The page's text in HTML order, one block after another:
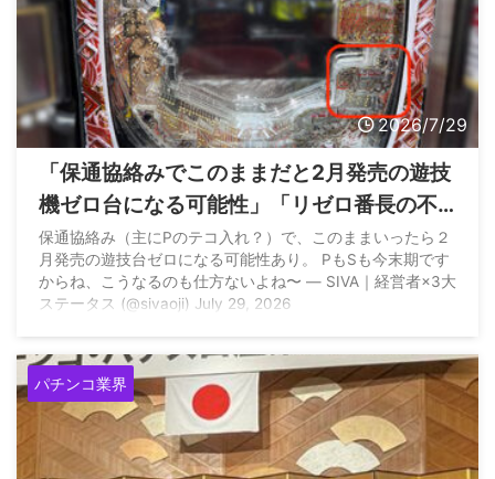
2026/7/29
「保通協絡みでこのままだと2月発売の遊技
機ゼロ台になる可能性」「リゼロ番長の不
正基板の犯人が関西でめくれる」など経営
者が匂わす
保通協絡み（主にPのテコ入れ？）で、このままいったら２
月発売の遊技台ゼロになる可能性あり。 PもSも今末期です
からね、こうなるのも仕方ないよね〜 — SIVA｜経営者×3大
ステータス (@sivaoji) July 29, 2026
パチンコ業界